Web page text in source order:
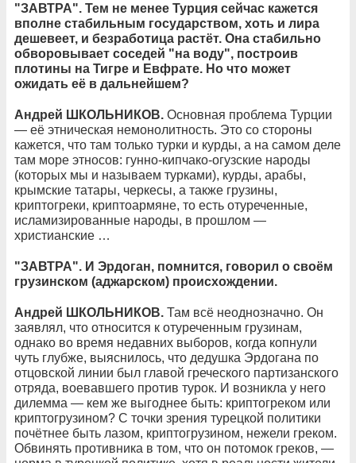
"ЗАВТРА". Тем не менее Турция сейчас кажется
вполне стабильным государством, хоть и лира
дешевеет, и безработица растёт. Она стабильно
обворовывает соседей "на воду", построив
плотины на Тигре и Евфрате. Но что может
ожидать её в дальнейшем?
Андрей ШКОЛЬНИКОВ. Основная проблема Турции
— её этническая немонолитность. Это со стороны
кажется, что там только турки и курды, а на самом деле
там море этносов: гунно-кипчако-огузские народы
(которых мы и называем турками), курды, арабы,
крымские татары, черкесы, а также грузины,
криптогреки, криптоармяне, то есть отуреченные,
исламизированные народы, в прошлом —
христианские …
"ЗАВТРА". И Эрдоган, помнится, говорил о своём
грузинском (аджарском) происхождении.
Андрей ШКОЛЬНИКОВ. Там всё неоднозначно. Он
заявлял, что относится к отуреченным грузинам,
однако во время недавних выборов, когда копнули
чуть глубже, выяснилось, что дедушка Эрдогана по
отцовской линии был главой греческого партизанского
отряда, воевавшего против турок. И возникла у него
дилемма — кем же выгоднее быть: криптогреком или
криптогрузином? С точки зрения турецкой политики
почётнее быть лазом, криптогрузином, нежели греком.
Обвинять противника в том, что он потомок греков, —